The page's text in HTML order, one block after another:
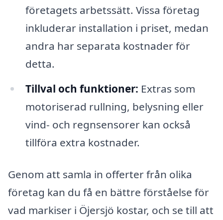
företagets arbetssätt. Vissa företag
inkluderar installation i priset, medan
andra har separata kostnader för
detta.
Tillval och funktioner: Extras som
motoriserad rullning, belysning eller
vind- och regnsensorer kan också
tillföra extra kostnader.
Genom att samla in offerter från olika
företag kan du få en bättre förståelse för
vad markiser i Öjersjö kostar, och se till att